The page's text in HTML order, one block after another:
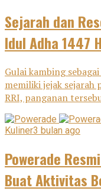
Sejarah dan
Idul Adha 1447 H
Gulai kambing
memiliki jejak sejarah
RRI, panganan
Kuliner3 bulan ago
Powerade
Buat Aktivitas